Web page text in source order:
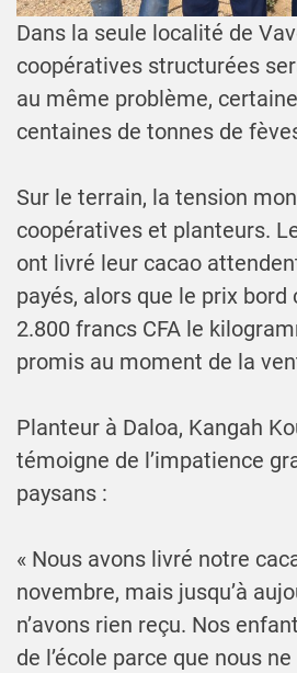
Dans la seule localité de
coopératives structurées
au même problème,
centaines de tonnes de
Sur le terrain, la tension
coopératives et planteurs.
ont livré leur cacao
payés, alors que le prix bord
2.800 francs CFA le
promis au moment de la
Planteur à Daloa, Kangah
témoigne de l’impatience
paysans :
« Nous avons livré notre
novembre, mais jusqu’à
n’avons rien reçu. Nos
de l’école parce que nous